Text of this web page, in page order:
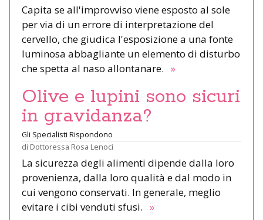
Capita se all'improvviso viene esposto al sole
per via di un errore di interpretazione del
cervello, che giudica l'esposizione a una fonte
luminosa abbagliante un elemento di disturbo
che spetta al naso allontanare. »
Olive e lupini sono sicuri
in gravidanza?
Gli Specialisti Rispondono
di Dottoressa Rosa Lenoci
La sicurezza degli alimenti dipende dalla loro
provenienza, dalla loro qualità e dal modo in
cui vengono conservati. In generale, meglio
evitare i cibi venduti sfusi. »